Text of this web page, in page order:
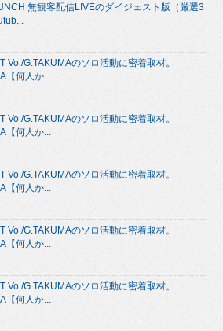
無観客配信LIVEのダイジェスト版（厳選3
Vo./G.TAKUMAのソロ活動に密着取材。
【何人か...
Vo./G.TAKUMAのソロ活動に密着取材。
【何人か...
Vo./G.TAKUMAのソロ活動に密着取材。
【何人か...
Vo./G.TAKUMAのソロ活動に密着取材。
【何人か...
Vo./G.TAKUMAのソロ活動に密着取材。
【何人か...